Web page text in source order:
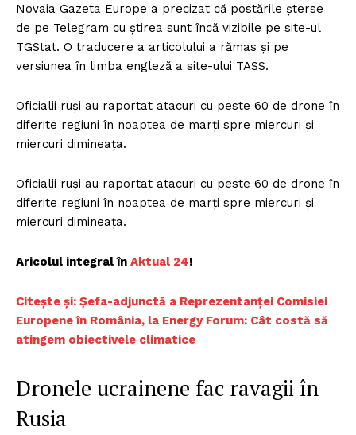
Novaia Gazeta Europe a precizat că postările șterse
de pe Telegram cu știrea sunt încă vizibile pe site-ul
TGStat. O traducere a articolului a rămas și pe
versiunea în limba engleză a site-ului TASS.
Oficialii ruși au raportat atacuri cu peste 60 de drone în
diferite regiuni în noaptea de marți spre miercuri și
miercuri dimineața.
Oficialii ruși au raportat atacuri cu peste 60 de drone în
diferite regiuni în noaptea de marți spre miercuri și
miercuri dimineața.
Aricolul integral în Aktual 24!
Citește și: Șefa-adjunctă a Reprezentanței Comisiei
Europene în România, la Energy Forum: Cât costă să
atingem obiectivele climatice
Dronele ucrainene fac ravagii în
Rusia